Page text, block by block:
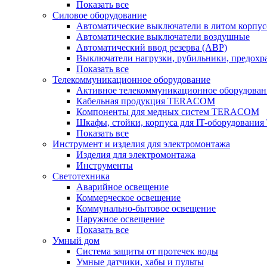
Показать все
Силовое оборудование
Автоматические выключатели в литом
Автоматические выключатели воздушные
Автоматический ввод резерва (АВР)
Выключатели нагрузки, рубильники,
Показать все
Телекоммуникационное оборудование
Активное телекоммуникационное
Кабельная продукция TERACOM
Компоненты для медных систем TERACOM
Шкафы, стойки, корпуса для IT-
Показать все
Инструмент и изделия для электромонтажа
Изделия для электромонтажа
Инструменты
Светотехника
Аварийное освещение
Коммерческое освещение
Коммунально-бытовое освещение
Наружное освещение
Показать все
Умный дом
Система защиты от протечек воды
Умные датчики, хабы и пульты